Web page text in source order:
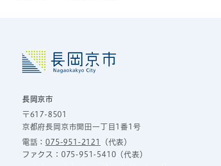
長岡京市
〒617-8501
京都府長岡京市開田一丁目1番1号
電話：075-951-2121
（代表）
ファクス：075-951-5410（代表）